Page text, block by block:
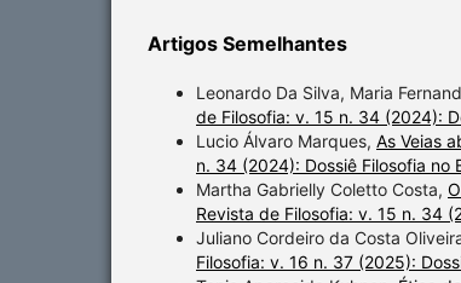
Artigos Semelhantes
Leonardo Da Silva, Maria
de Filosofia: v. 15 n. 34 (2024):
Lucio Álvaro Marques, As Veias
n. 34 (2024): Dossiê Filosofia no
Martha Gabrielly Coletto Costa,
Revista de Filosofia: v. 15 n. 34
Juliano Cordeiro da Costa
Filosofia: v. 16 n. 37 (2025):